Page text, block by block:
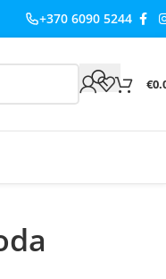
+370 6090 5244
€